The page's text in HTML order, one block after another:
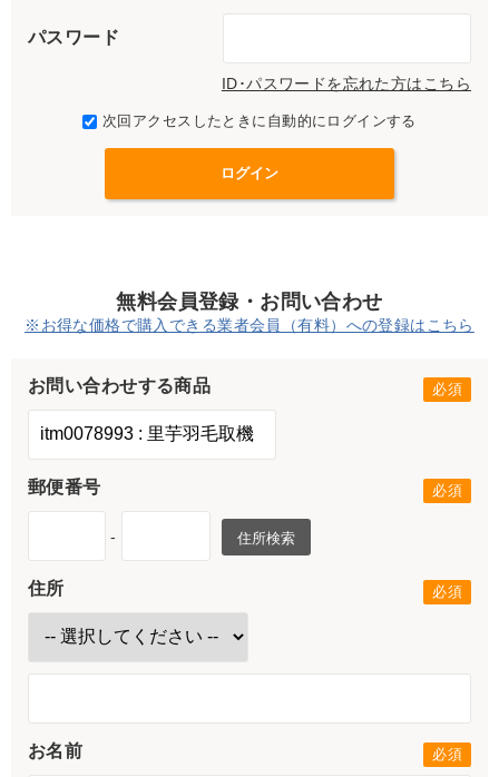
パスワード
ID･パスワードを忘れた方はこちら
次回アクセスしたときに自動的にログインする
無料会員登録・お問い合わせ
※お得な価格で購入できる業者会員（有料）への登録はこちら
お問い合わせする商品
郵便番号
- 住所検索
住所
お名前